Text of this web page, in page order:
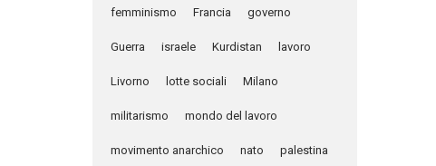
femminismo Francia governo
Guerra israele Kurdistan lavoro
Livorno lotte sociali Milano
militarismo mondo del lavoro
movimento anarchico nato palestina